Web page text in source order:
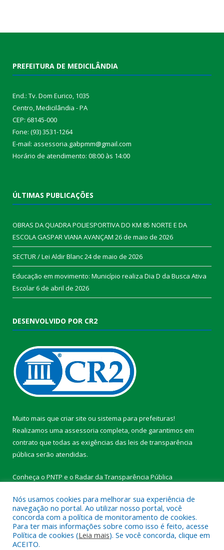
PREFEITURA DE MEDICILÂNDIA
End.: Tv. Dom Eurico, 1035
Centro, Medicilândia - PA
CEP: 68145-000
Fone: (93) 3531-1264
E-mail: assessoria.gabpmm@gmail.com
Horário de atendimento: 08:00 às 14:00
ÚLTIMAS PUBLICAÇÕES
OBRAS DA QUADRA POLIESPORTIVA DO KM 85 NORTE E DA
ESCOLA GASPAR VIANA AVANÇAM 26 de maio de 2026
SECTUR / Lei Aldir Blanc24 de maio de 2026
Educação em movimento: Município realiza Dia D da Busca Ativa
Escolar6 de abril de 2026
DESENVOLVIDO POR CR2
Muito mais que criar site ou sistema para prefeituras!
Realizamos uma assessoria completa, onde garantimos em
contrato que todas as exigências das leis de transparência
pública serão atendidas.
Conheça o PNTP e o Radar da Transparência Pública
Todos os direitos reservados a Prefeitura Municipal de
Medicilândia.
Nós usamos cookies para melhorar sua experiência de
navegação no portal. Ao utilizar nosso portal, você
concorda com a política de monitoramento de cookies.
Para ter mais informações sobre como isso é feito, acesse
Política de cookies (Leia mais). Se você concorda, clique em
ACEITO.